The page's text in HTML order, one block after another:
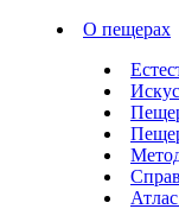
О пещерах